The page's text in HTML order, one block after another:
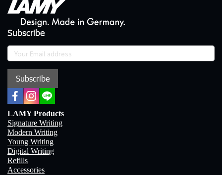
Subscribe
Subscribe
LAMY Products
Signature Writing
Modern Writing
Young Writing
Digital Writing
Refills
Accessories